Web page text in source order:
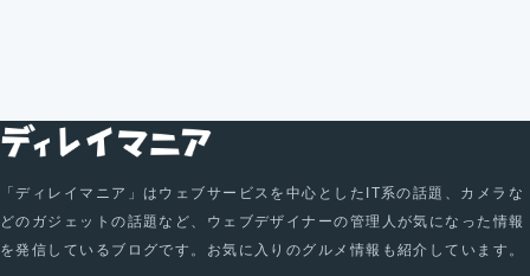
「ディレイマニア」はウェブサービスを中心としたIT系の話題、カメラな
どのガジェットの話題など、ウェブデザイナーの管理人が気になった情報
を発信しているブログです。お気に入りのグルメ情報も紹介しています。